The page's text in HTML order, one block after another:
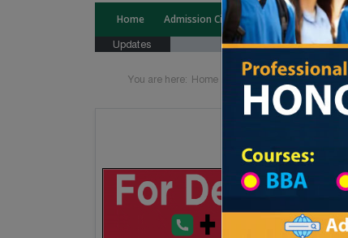
Home Admission Circular Public
Updates
You are here: Home School Category